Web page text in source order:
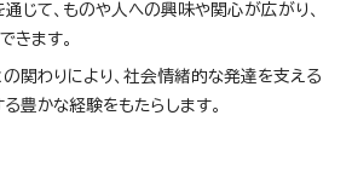
じて、ものや人への興味や関心が広がり、
きます。
関わりにより、社会情緒的な発達を支える
豊かな経験をもたらします。